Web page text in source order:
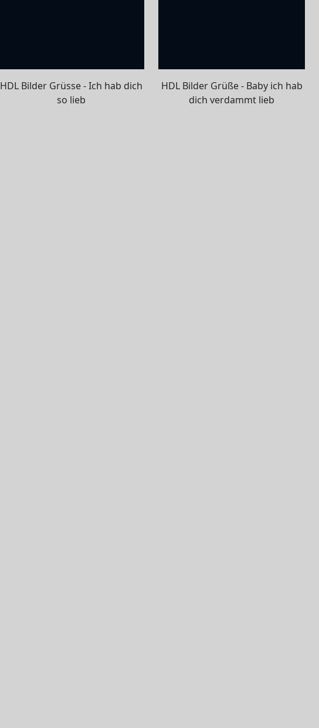
HDL Bilder Grüsse - Ich hab dich
so lieb
HDL Bilder Grüße - Baby ich hab
dich verdammt lieb